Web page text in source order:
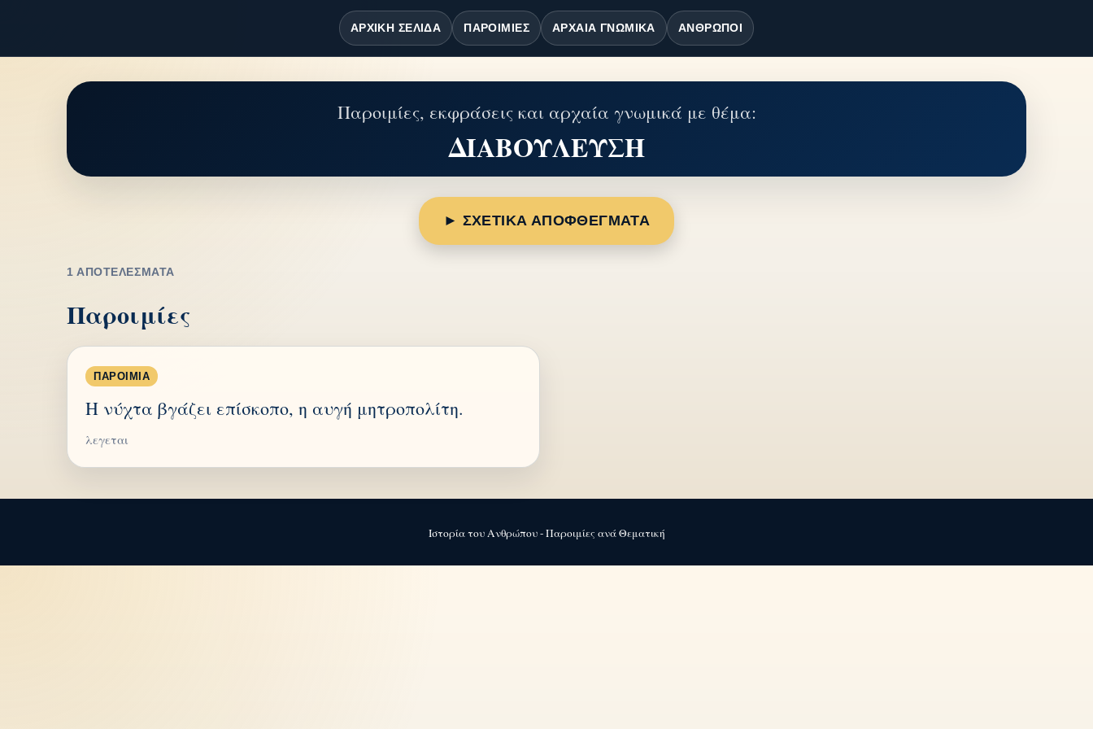
ΑΡΧΙΚΉ ΣΕΛΊΔΑ ΠΑΡΟΙΜΊΕΣ ΑΡΧΑΊΑ ΓΝΩΜΙΚΆ ΆΝΘΡΩΠΟΙ
Παροιμίες, εκφράσεις και αρχαία γνωμικά με θέμα:
ΔΙΑΒΟΥΛΕΥΣΗ
► ΣΧΕΤΙΚΑ ΑΠΟΦΘΕΓΜΑΤΑ
1 ΑΠΟΤΕΛΈΣΜΑΤΑ
Παροιμίες
ΠΑΡΟΙΜΊΑ
Η νύχτα βγάζει επίσκοπο, η αυγή μητροπολίτη.
λεγεται
Ιστορία του Ανθρώπου - Παροιμίες ανά Θεματική